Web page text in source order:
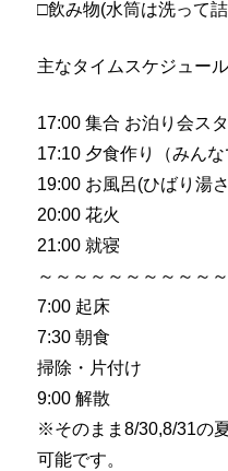
□飲み物(水筒は洗って
主なタイムスケジュール
17:00 集合 お泊り会スタ
17:10 夕食作り（みんな
19:00 お風呂(ひばり湯
20:00 花火
21:00 就寝
～～～～～～～～～～
7:00 起床
7:30 朝食
掃除・片付け
9:00 解散
※そのまま8/30,8/31の
可能です。